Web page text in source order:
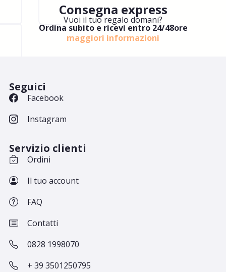
Consegna express
Vuoi il tuo regalo domani?
Ordina subito e ricevi entro 24/48ore
maggiori informazioni
Servizio clienti
Ordini
Il tuo account
FAQ
Contatti
0828 1998070
+ 39 3501250795
Seguici
Facebook
Instagram